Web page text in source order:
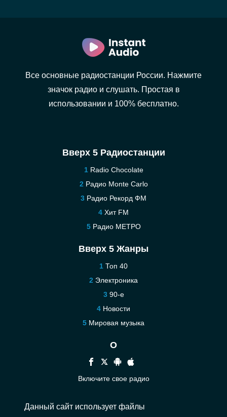
Все основные радиостанции России. Нажмите
значок радио и слушать. Простая в
использовании и 100% бесплатно.
Вверх 5 Радиостанции
Radio Chocolate
Радио Monte Carlo
Радио Рекорд ФМ
Хит FM
Радио МЕТРО
Вверх 5 Жанры
Топ 40
Электроника
90-е
Новости
Мировая музыка
О
Включите свое радио
Связаться
Данный сайт использует файлы